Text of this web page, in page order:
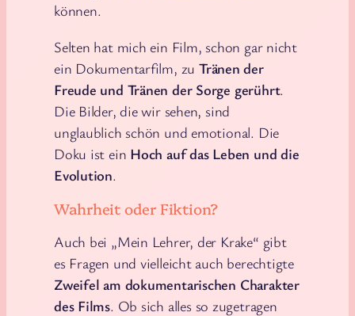
können.
Selten hat mich ein Film, schon gar nicht
ein Dokumentarfilm, zu Tränen der
Freude und Tränen der Sorge gerührt.
Die Bilder, die wir sehen, sind
unglaublich schön und emotional. Die
Doku ist ein Hoch auf das Leben und die
Evolution.
Wahrheit oder Fiktion?
Auch bei „Mein Lehrer, der Krake“ gibt
es Fragen und vielleicht auch berechtigte
Zweifel am dokumentarischen Charakter
des Films. Ob sich alles so zugetragen